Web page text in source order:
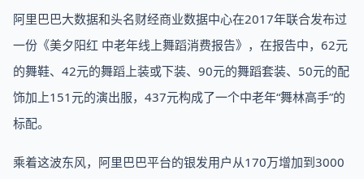
阿里巴巴大数据和头名财经商业数据中心在2017年联合发布过
一份《美夕阳红 中老年线上舞蹈消费报告》，在报告中，62元
的舞鞋、42元的舞蹈上装或下装、90元的舞蹈套装、50元的配
饰加上151元的演出服，437元构成了一个中老年“舞林高手”的
标配。
乘着这波东风，阿里巴巴平台的银发用户从170万增加到3000